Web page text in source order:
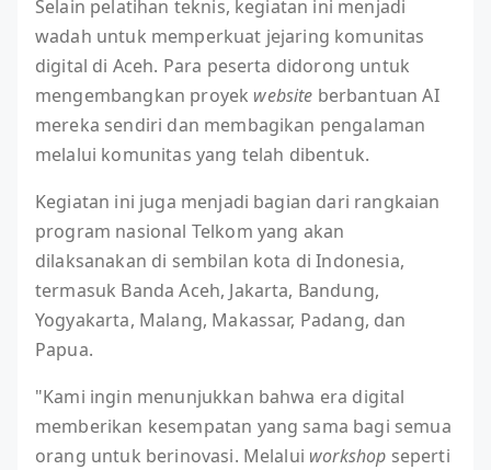
Selain pelatihan teknis, kegiatan ini menjadi
wadah untuk memperkuat jejaring komunitas
digital di Aceh. Para peserta didorong untuk
mengembangkan proyek website berbantuan AI
mereka sendiri dan membagikan pengalaman
melalui komunitas yang telah dibentuk.
Kegiatan ini juga menjadi bagian dari rangkaian
program nasional Telkom yang akan
dilaksanakan di sembilan kota di Indonesia,
termasuk Banda Aceh, Jakarta, Bandung,
Yogyakarta, Malang, Makassar, Padang, dan
Papua.
"Kami ingin menunjukkan bahwa era digital
memberikan kesempatan yang sama bagi semua
orang untuk berinovasi. Melalui workshop seperti